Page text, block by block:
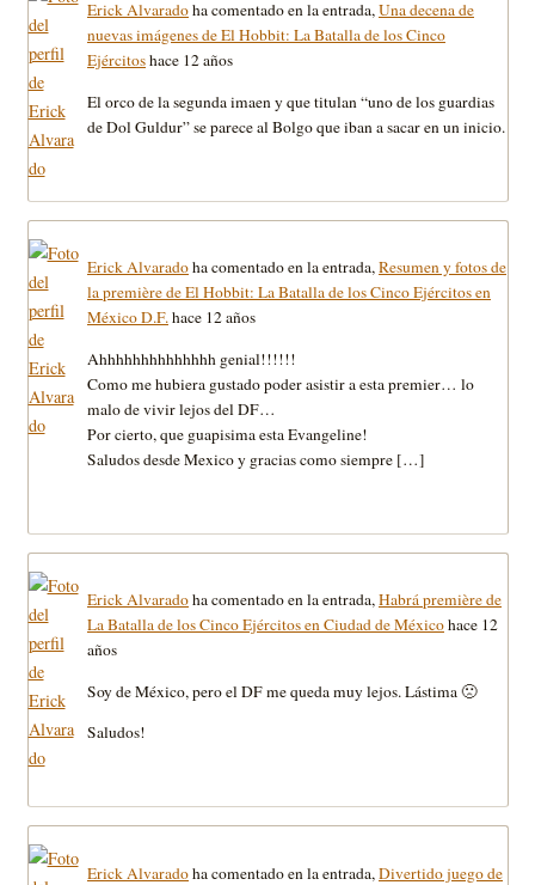
Erick Alvaradoha comentado en la entrada,Una decena de
nuevas imágenes de El Hobbit: La Batalla de los Cinco
Ejércitoshace 12 años
El orco de la segunda imaen y que titulan “uno de los guardias
de Dol Guldur” se parece al Bolgo que iban a sacar en un inicio.
Erick Alvaradoha comentado en la entrada,Resumen y fotos de
la première de El Hobbit: La Batalla de los Cinco Ejércitos en
México D.F.hace 12 años
Ahhhhhhhhhhhhhh genial!!!!!!
Como me hubiera gustado poder asistir a esta premier… lo
malo de vivir lejos del DF…
Por cierto, que guapisima esta Evangeline!
Saludos desde Mexico y gracias como siempre […]
Erick Alvaradoha comentado en la entrada,Habrá première de
La Batalla de los Cinco Ejércitos en Ciudad de Méxicohace 12
años
Soy de México, pero el DF me queda muy lejos. Lástima 🙁
Saludos!
Erick Alvaradoha comentado en la entrada,Divertido juego de